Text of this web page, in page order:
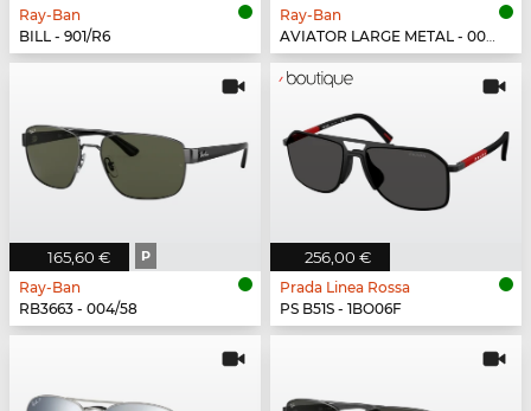
Ray-Ban
BILL - 901/R6
Ray-Ban
AVIATOR LARGE METAL - 002/48
165,60 € P
Ray-Ban
RB3663 - 004/58
256,00 €
Prada Linea Rossa
PS B51S - 1BO06F